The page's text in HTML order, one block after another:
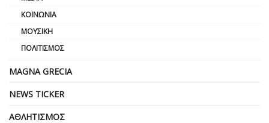
ΚΟΙΝΩΝΊΑ
ΜΟΥΣΙΚΉ
ΠΟΛΙΤΙΣΜΌΣ
MAGNA GRECIA
NEWS TICKER
ΑΘΛΗΤΙΣΜΌΣ